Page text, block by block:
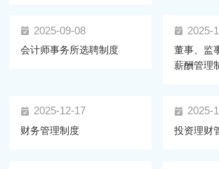
2025-09-08
会计师事务所选聘制度
2025-
董事、监
薪酬管理
2025-12-17
财务管理制度
2025-
投资理财